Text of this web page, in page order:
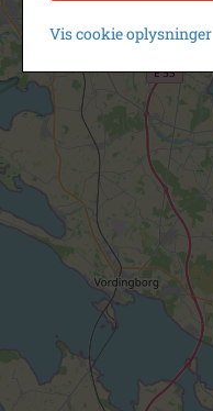
Vis cookie oplysninger